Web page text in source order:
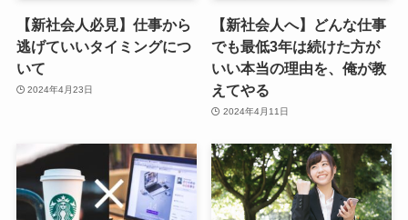
【新社会人必見】仕事から
逃げていいタイミングにつ
いて
2024年4月23日
【新社会人へ】どんな仕事
でも最低3年は続けた方が
いい本当の理由を、俺が教
えてやる
2024年4月11日